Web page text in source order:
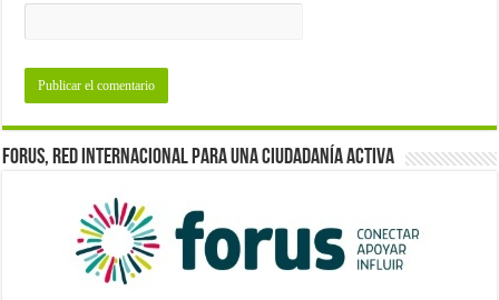
Forus, red internacional para una ciudadanía activa